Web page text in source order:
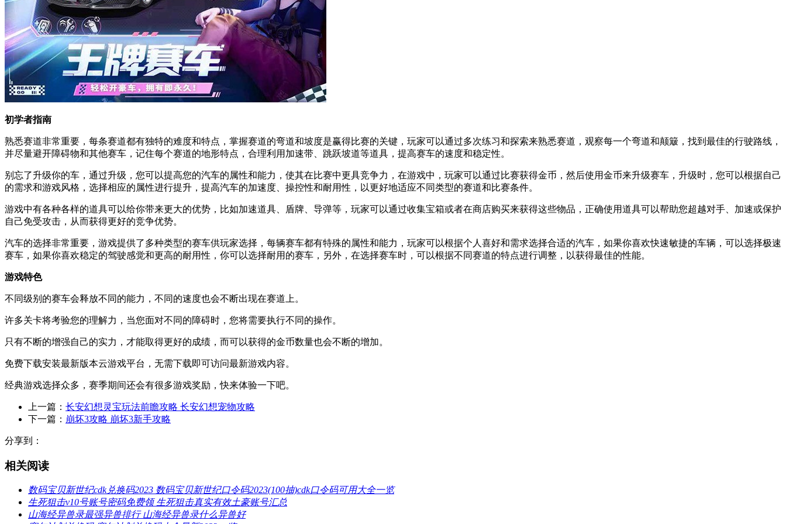
初学者指南
熟悉赛道非常重要，每条赛道都有独特的难度和特点，掌握赛道的弯道和坡度是赢得比赛的关键，玩家可以通过多次练习和探索来熟悉赛道，观察每一个弯道和颠簸，找到最佳的行驶路线，
并尽量避开障碍物和其他赛车，记住每个赛道的地形特点，合理利用加速带、跳跃坡道等道具，提高赛车的速度和稳定性。
别忘了升级你的车，通过升级，您可以提高您的汽车的属性和能力，使其在比赛中更具竞争力，在游戏中，玩家可以通过比赛获得金币，然后使用金币来升级赛车，升级时，您可以根据自己
的需求和游戏风格，选择相应的属性进行提升，提高汽车的加速度、操控性和耐用性，以更好地适应不同类型的赛道和比赛条件。
游戏中有各种各样的道具可以给你带来更大的优势，比如加速道具、盾牌、导弹等，玩家可以通过收集宝箱或者在商店购买来获得这些物品，正确使用道具可以帮助您超越对手、加速或保护
自己免受攻击，从而获得更好的竞争优势。
汽车的选择非常重要，游戏提供了多种类型的赛车供玩家选择，每辆赛车都有特殊的属性和能力，玩家可以根据个人喜好和需求选择合适的汽车，如果你喜欢快速敏捷的车辆，可以选择极速
赛车，如果你喜欢稳定的驾驶感觉和更高的耐用性，你可以选择耐用的赛车，另外，在选择赛车时，可以根据不同赛道的特点进行调整，以获得最佳的性能。
游戏特色
不同级别的赛车会释放不同的能力，不同的速度也会不断出现在赛道上。
许多关卡将考验您的理解力，当您面对不同的障碍时，您将需要执行不同的操作。
只有不断的增强自己的实力，才能取得更好的成绩，而可以获得的金币数量也会不断的增加。
免费下载安装最新版本云游戏平台，无需下载即可访问最新游戏内容。
经典游戏选择众多，赛季期间还会有很多游戏奖励，快来体验一下吧。
上一篇： 长安幻想灵宝玩法前瞻攻略 长安幻想宠物攻略
下一篇： 崩坏3攻略 崩坏3新手攻略
分享到：
相关阅读
数码宝贝新世纪cdk兑换码2023 数码宝贝新世纪口令码2023(100抽)cdk口令码可用大全一览
生死狙击v10号账号密码免费领 生死狙击真实有效土豪账号汇总
山海经异兽录最强异兽排行 山海经异兽录什么异兽好